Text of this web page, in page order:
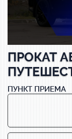
ПРОКАТ
ПУНКТ ПРИЕМА